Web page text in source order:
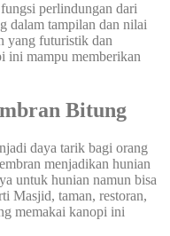
perlindungan dari
dalam tampilan dan nilai
yang futuristik dan
ini mampu memberikan
Bitung
daya tarik bagi orang
menjadikan hunian
untuk hunian namun bisa
Masjid, taman, restoran,
memakai kanopi ini